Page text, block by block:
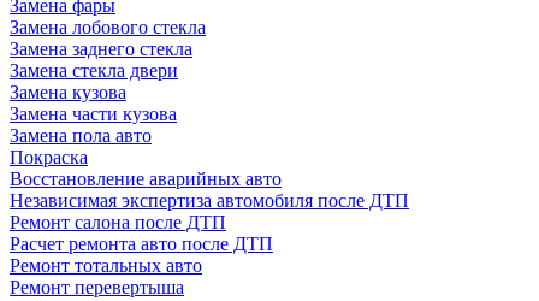
Замена фары
Замена лобового стекла
Замена заднего стекла
Замена стекла двери
Замена кузова
Замена части кузова
Замена пола авто
Покраска
Восстановление аварийных авто
Независимая экспертиза автомобиля после ДТП
Ремонт салона после ДТП
Расчет ремонта авто после ДТП
Ремонт тотальных авто
Ремонт перевертыша